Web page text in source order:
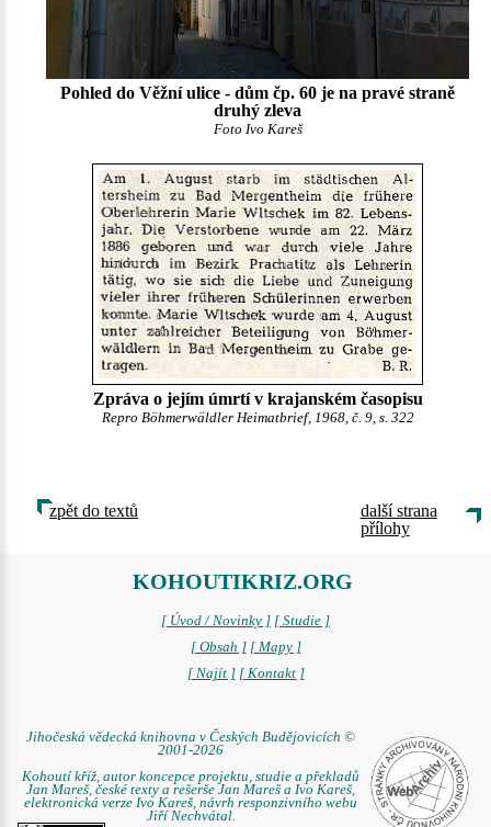
Pohled do Věžní ulice - dům čp. 60 je na pravé straně
druhý zleva
Foto Ivo Kareš
Zpráva o jejím úmrtí v krajanském časopisu
Repro Böhmerwäldler Heimatbrief, 1968, č. 9, s. 322
zpět do textů
další strana
přílohy
KOHOUTIKRIZ.ORG
[ Úvod / Novinky ] [ Studie ]
[ Obsah ] [ Mapy ]
[ Najít ] [ Kontakt ]
Jihočeská vědecká knihovna v Českých Budějovicích ©
2001-2026
Kohoutí kříž, autor koncepce projektu, studie a překladů
Jan Mareš, české texty a rešerše Jan Mareš a Ivo Kareš,
elektronická verze Ivo Kareš, návrh responzivního webu
Jiří Nechvátal.